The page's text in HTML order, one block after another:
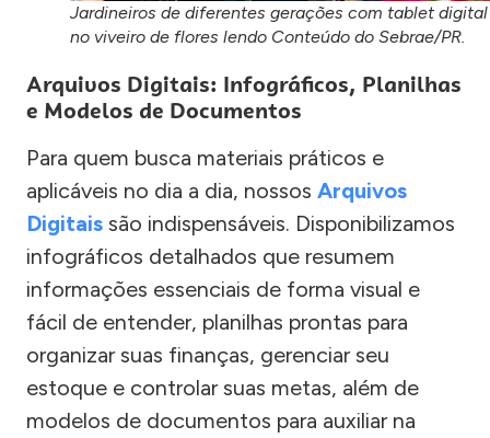
Jardineiros de diferentes gerações com tablet digital
no viveiro de flores lendo Conteúdo do Sebrae/PR.
Arquivos Digitais: Infográficos, Planilhas
e Modelos de Documentos
Para quem busca materiais práticos e
aplicáveis no dia a dia, nossos Arquivos
Digitais são indispensáveis. Disponibilizamos
infográficos detalhados que resumem
informações essenciais de forma visual e
fácil de entender, planilhas prontas para
organizar suas finanças, gerenciar seu
estoque e controlar suas metas, além de
modelos de documentos para auxiliar na